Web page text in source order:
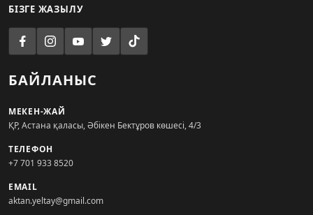
БІЗГЕ ЖАЗЫЛУ
БАЙЛАНЫС
МЕКЕН-ЖАЙ
ҚР, Астана қаласы, Әбікен Бектұров көшесі, 4/3
ТЕЛЕФОН
+7 701 933 8520
EMAIL
aktan.yeltay@gmail.com